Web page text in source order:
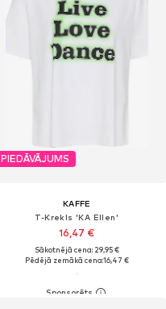
PIEDĀVĀJUMS
KAFFE
T-Krekls 'KA Ellen'
16,47 €
Sākotnējā cena: 29,95 €
Pēdējā zemākā cena:16,47 €